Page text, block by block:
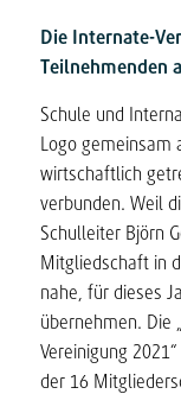
Die Internate-
Teilnehmenden
Schule und
Logo gemeinsam
wirtschaftlich
verbunden. Weil
Schulleiter Björn
Mitgliedschaft in
nahe, für dieses
übernehmen. Die
Vereinigung
der 16